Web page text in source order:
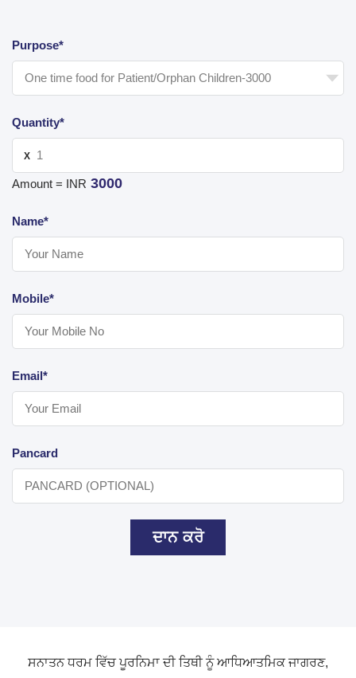
Purpose*
Quantity*
X
Amount = INR 3000
Name*
Mobile*
Email*
Pancard
ਦਾਨ ਕਰੋ
ਸਨਾਤਨ ਧਰਮ ਵਿੱਚ ਪੂਰਨਿਮਾ ਦੀ ਤਿਥੀ ਨੂੰ ਆਧਿਆਤਮਿਕ ਜਾਗਰਣ,